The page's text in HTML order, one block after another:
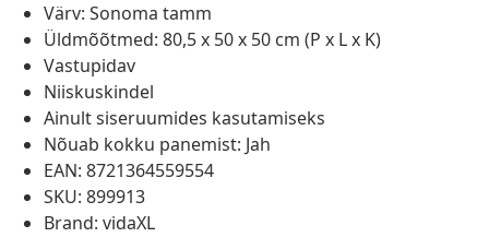
Värv: Sonoma tamm
Üldmõõtmed: 80,5 x 50 x 50 cm (P x L x K)
Vastupidav
Niiskuskindel
Ainult siseruumides kasutamiseks
Nõuab kokku panemist: Jah
EAN: 8721364559554
SKU: 899913
Brand: vidaXL